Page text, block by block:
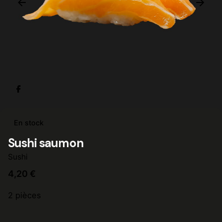
En stock
Sushi saumon
Sushi
4,20 €
2 pièces